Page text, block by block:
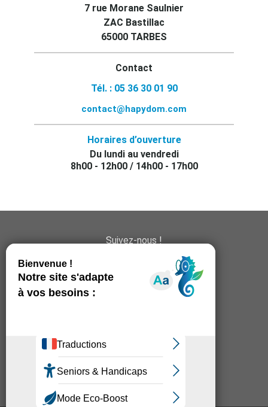
7 rue Morane Saulnier
ZAC Bastillac
65000 TARBES
Contact
Tél. : 05 36 30 01 90
contact@hapydom.com
Horaires d’ouverture
Du lundi au vendredi
8h00 - 12h00 / 14h00 - 17h00
Suivez-nous !
Gestion des cookies